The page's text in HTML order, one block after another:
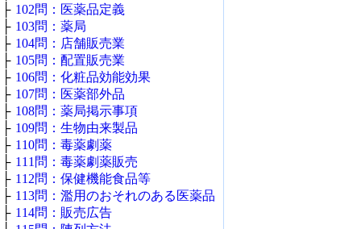
├ 102問：医薬品定義
├ 103問：薬局
├ 104問：店舗販売業
├ 105問：配置販売業
├ 106問：化粧品効能効果
├ 107問：医薬部外品
├ 108問：薬局掲示事項
├ 109問：生物由来製品
├ 110問：毒薬劇薬
├ 111問：毒薬劇薬販売
├ 112問：保健機能食品等
├ 113問：濫用のおそれのある医薬品
├ 114問：販売広告